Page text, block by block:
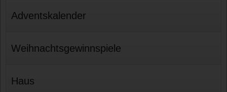
Adventskalender
Weihnachtsgewinnspiele
Haus